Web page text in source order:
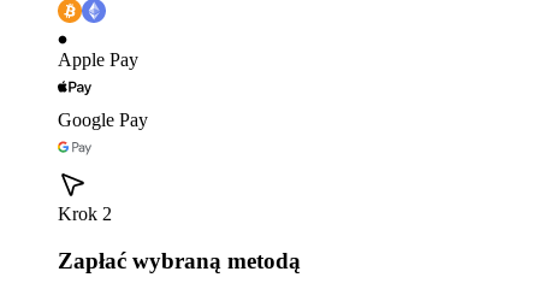
Apple Pay
Google Pay
Krok 2
Zapłać wybraną metodą